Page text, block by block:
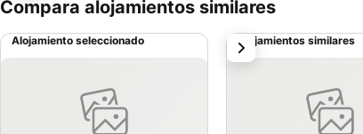
Compara alojamientos similares
Alojamiento seleccionado Alojamientos similares
siguiente